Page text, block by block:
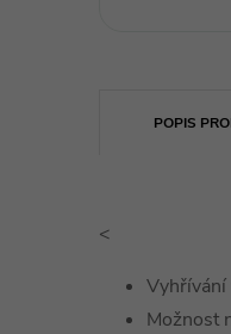
POPIS
<
Možnost